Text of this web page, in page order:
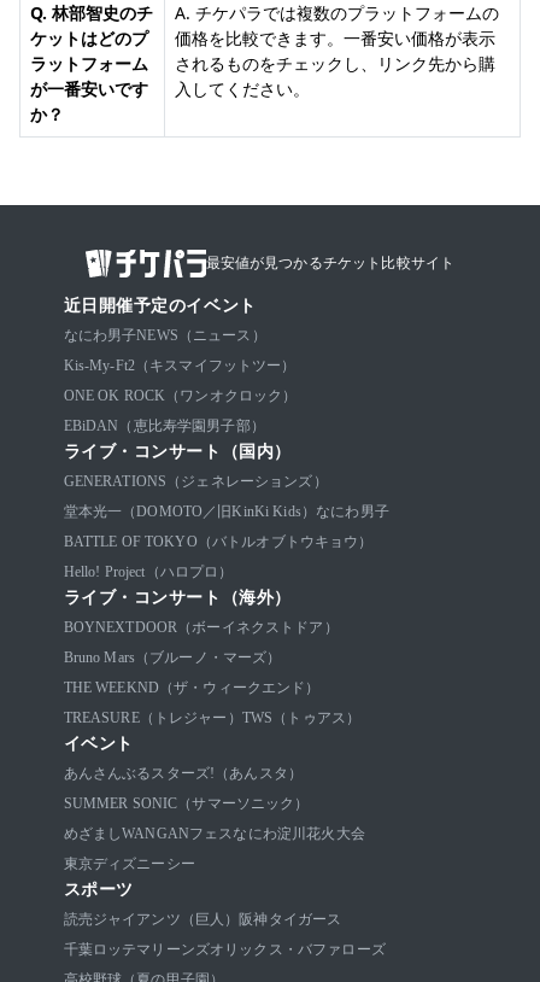
Q. 林部智史のチ
ケットはどのプ
ラットフォーム
が一番安いです
か？
A. チケパラでは複数のプラットフォームの
価格を比較できます。一番安い価格が表示
されるものをチェックし、リンク先から購
入してください。
最安値が見つかるチケット比較サイト
近日開催予定のイベント
なにわ男子NEWS（ニュース）
Kis-My-Ft2（キスマイフットツー）
ONE OK ROCK（ワンオクロック）
EBiDAN（恵比寿学園男子部）
ライブ・コンサート（国内）
GENERATIONS（ジェネレーションズ）
堂本光一（DOMOTO／旧KinKi Kids） なにわ男子
BATTLE OF TOKYO（バトルオブトウキョウ）
Hello! Project（ハロプロ）
ライブ・コンサート（海外）
BOYNEXTDOOR（ボーイネクストドア）
Bruno Mars（ブルーノ・マーズ）
THE WEEKND（ザ・ウィークエンド）
TREASURE（トレジャー） TWS（トゥアス）
イベント
あんさんぶるスターズ!（あんスタ）
SUMMER SONIC（サマーソニック）
めざましWANGANフェスなにわ淀川花火大会
東京ディズニーシー
スポーツ
読売ジャイアンツ（巨人）
阪神タイガース
千葉ロッテマリーンズオリックス・バファローズ